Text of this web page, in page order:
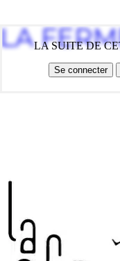
LA SUITE DE
Se connecter
LA